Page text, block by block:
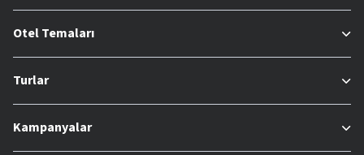
Otel Temaları
Turlar
Kampanyalar